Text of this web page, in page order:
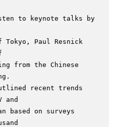
to keynote talks by
Paul Resnick
from the Chinese
recent trends
and
based on surveys